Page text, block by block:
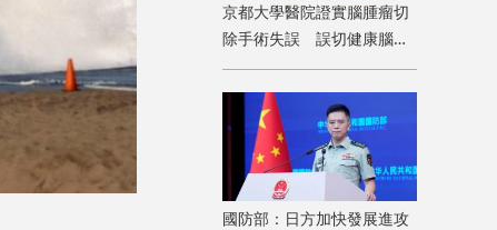
京都大學醫院證實腦腫瘤切
除手術失誤 誤切健康腦組
織致病患無法自主呼吸
國防部：日方加快發展進攻